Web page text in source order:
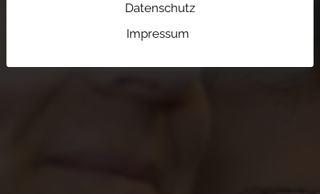
Datenschutz
Impressum